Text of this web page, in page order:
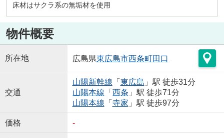
床材はサクラ系の無垢材を使用
物件概要
所在地 広島県東広島市西条町田口
交通
山陽新幹線 「 東広島 」駅 徒歩31分
山陽本線 「 西条 」駅 徒歩71分
山陽本線 「 寺家 」駅 徒歩97分
価格 -